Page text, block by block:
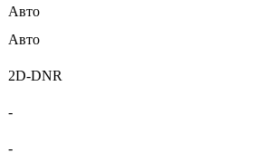
Авто
Авто
2D-DNR
-
-